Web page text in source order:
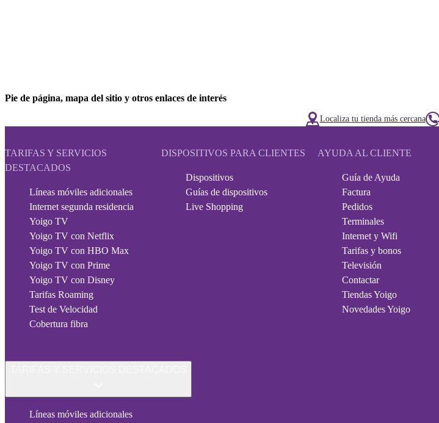
Pie de página, mapa del sitio y otros enlaces de interés
Localiza tu tienda más cercana
TARIFAS Y SERVICIOS
DESTACADOS
Líneas móviles adicionales
Internet segunda residencia
Yoigo TV
Yoigo TV con Netflix
Yoigo TV con HBO Max
Yoigo TV con Prime
Yoigo TV con Disney
Tarifas Roaming
Test de Velocidad
Cobertura fibra
DISPOSITIVOS PARA CLIENTES
Dispositivos
Guías de dispositivos
Live Shopping
AYUDA AL CLIENTE
Guía de Ayuda
Factura
Pedidos
Terminales
Internet y Wifi
Tarifas y bonos
Televisión
Contactar
Tiendas Yoigo
Novedades Yoigo
Líneas móviles adicionales